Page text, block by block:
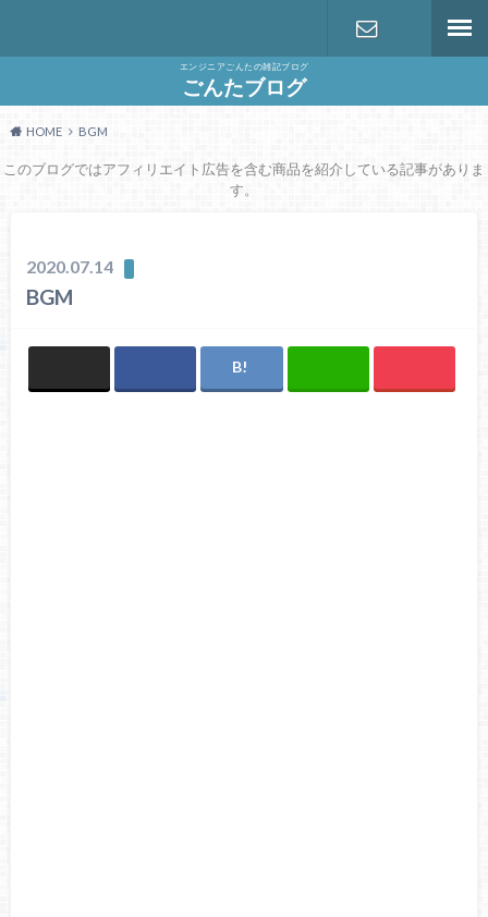
エンジニアごんたの雑記ブログ
ごんたブログ
HOME BGM
このブログではアフィリエイト広告を含む商品を紹介している記事がありま
す。
2020.07.14
BGM